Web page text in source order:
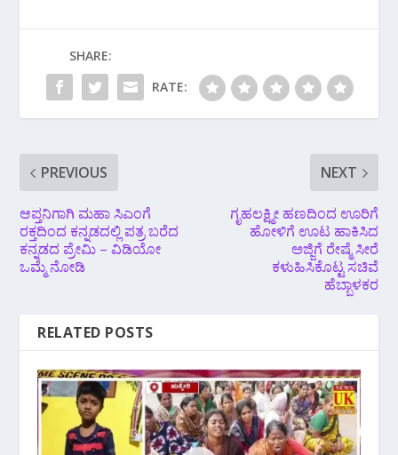
SHARE:
RATE:
PREVIOUS
ಆಪ್ತನಿಗಾಗಿ ಮಹಾ ಸಿಎಂಗೆ
ರಕ್ತದಿಂದ ಕನ್ನಡದಲ್ಲಿ ಪತ್ರ ಬರೆದ
ಕನ್ನಡದ ಪ್ರೇಮಿ – ವಿಡಿಯೋ
ಒಮ್ಮೆ ನೋಡಿ
NEXT
ಗೃಹಲಕ್ಷ್ಮೀ ಹಣದಿಂದ ಊರಿಗೆ
ಹೋಳಿಗೆ ಊಟ ಹಾಕಿಸಿದ
ಅಜ್ಜಿಗೆ ರೇಷ್ಮೆ ಸೀರೆ
ಕಳುಹಿಸಿಕೊಟ್ಟ ಸಚಿವೆ
ಹೆಬ್ಬಾಳಕರ
RELATED POSTS